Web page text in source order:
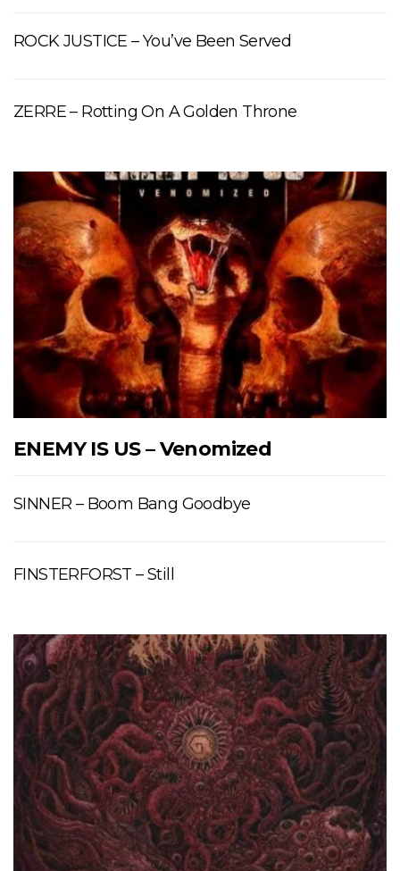
ROCK JUSTICE – You’ve Been Served
ZERRE – Rotting On A Golden Throne
ENEMY IS US – Venomized
SINNER – Boom Bang Goodbye
FINSTERFORST – Still